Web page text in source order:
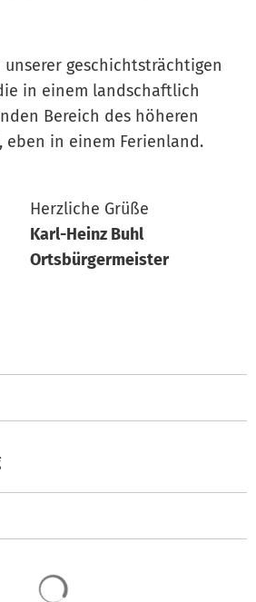
unserer geschichtsträchtigen
in einem landschaftlich
Bereich des höheren
eben in einem Ferienland.
Herzliche Grüße
Karl-Heinz Buhl
Ortsbürgermeister